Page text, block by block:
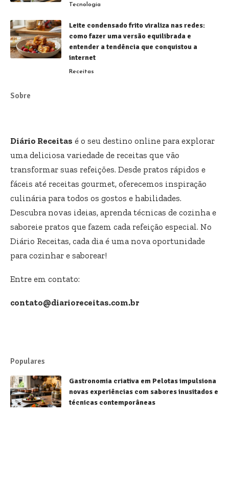
Tecnologia
Leite condensado frito viraliza nas redes:
como fazer uma versão equilibrada e
entender a tendência que conquistou a
internet
Receitas
Sobre
Diário Receitas é o seu destino online para explorar
uma deliciosa variedade de receitas que vão
transformar suas refeições. Desde pratos rápidos e
fáceis até receitas gourmet, oferecemos inspiração
culinária para todos os gostos e habilidades.
Descubra novas ideias, aprenda técnicas de cozinha e
saboreie pratos que fazem cada refeição especial. No
Diário Receitas, cada dia é uma nova oportunidade
para cozinhar e saborear!
Entre em contato:
contato@diarioreceitas.com.br
Populares
Gastronomia criativa em Pelotas impulsiona
novas experiências com sabores inusitados e
técnicas contemporâneas